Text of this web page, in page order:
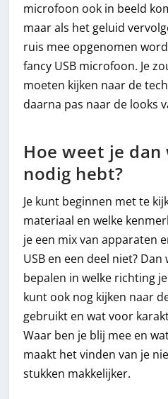
microfoon ook in beeld
maar als het geluid
ruis mee opgenomen
fancy USB microfoon. Je
moeten kijken naar de
daarna pas naar de looks
Hoe weet je
nodig hebt?
Je kunt beginnen met te
materiaal en welke
je een mix van apparaten
USB en een deel niet?
bepalen in welke richting
kunt ook nog kijken naar
gebruikt en wat voor
Waar ben je blij mee en
maakt het vinden van je
stukken makkelijker.